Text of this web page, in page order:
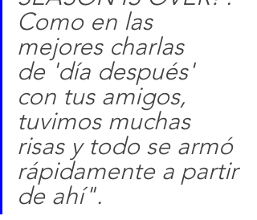
Como en las
mejores charlas
de 'día después'
con tus amigos,
tuvimos muchas
risas y todo se armó
rápidamente a partir
de ahí".